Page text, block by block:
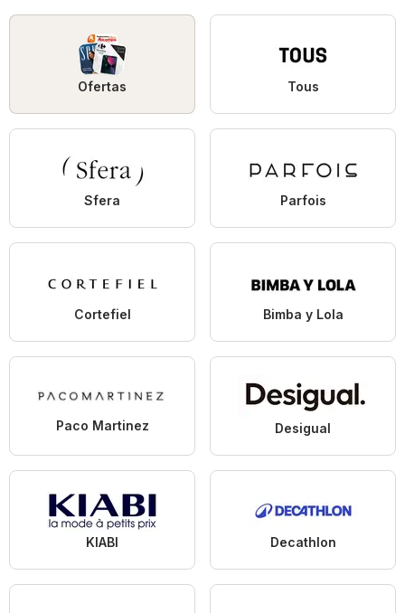
Ofertas Tous
Sfera Parfois
Cortefiel Bimba y Lola
Paco Martinez Desigual
KIABI Decathlon